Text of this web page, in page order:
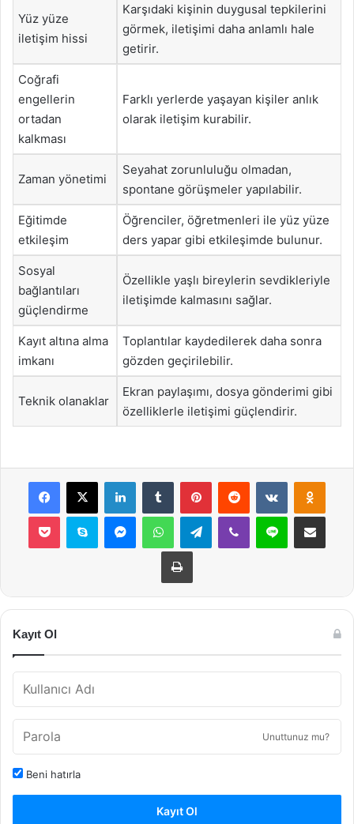
Yüz yüze
iletişim hissi
Karşıdaki kişinin duygusal tepkilerini
görmek, iletişimi daha anlamlı hale
getirir.
Coğrafi
engellerin
ortadan
kalkması
Farklı yerlerde yaşayan kişiler anlık
olarak iletişim kurabilir.
Zaman yönetimi
Seyahat zorunluluğu olmadan,
spontane görüşmeler yapılabilir.
Eğitimde
etkileşim
Öğrenciler, öğretmenleri ile yüz yüze
ders yapar gibi etkileşimde bulunur.
Sosyal
bağlantıları
güçlendirme
Özellikle yaşlı bireylerin sevdikleriyle
iletişimde kalmasını sağlar.
Kayıt altına alma
imkanı
Toplantılar kaydedilerek daha sonra
gözden geçirilebilir.
Teknik olanaklar
Ekran paylaşımı, dosya gönderimi gibi
özelliklerle iletişimi güçlendirir.
Facebook
X LinkedInTumblr PinterestReddit VKontakte
Pocket Skype MessengerWhatsAppTelegramViber Line E-Posta ile
Yazdır
Kayıt Ol
Unuttunuz mu?
Beni hatırla
Kayıt Ol